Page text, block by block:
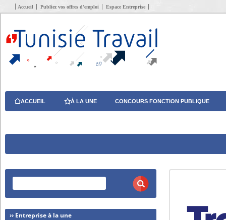
Accueil Publiez vos offres d’emploi Espace Entreprise
ACCUEIL À LA UNE CONCOURS FONCTION PUBLIQUE
›› Entreprise à la une